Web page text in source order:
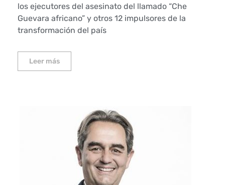
los ejecutores del asesinato del llamado “Che
Guevara africano” y otros 12 impulsores de la
transformación del país
Leer más